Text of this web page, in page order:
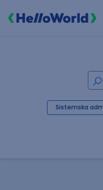
Sistemska